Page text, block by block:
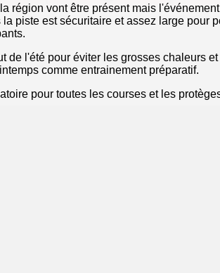
région vont être présent mais
piste est sécuritaire et assez large pour
de l'été pour éviter les grosses chaleurs
comme entrainement préparatif.
pour toutes les courses et les